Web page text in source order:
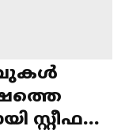
സ്റ്റീഫൻ